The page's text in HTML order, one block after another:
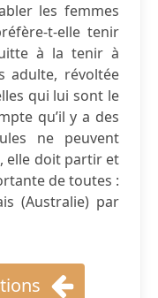
les femmes
t-elle tenir
à la tenir à
adulte, révoltée
qui lui sont le
qu’il y a des
ne peuvent
elle doit partir et
de toutes :
(Australie) par